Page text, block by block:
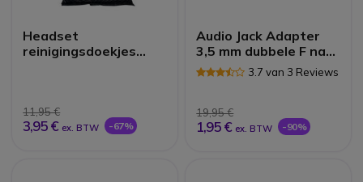
Headset
reinigingsdoekjes
11,95 €
3,95 € ex. BTW -67%
Audio Jack Adapter
3,5 mm dubbele F naar
enkele M3.7 van 3 Reviews
19,95 €
1,95 € ex. BTW -90%